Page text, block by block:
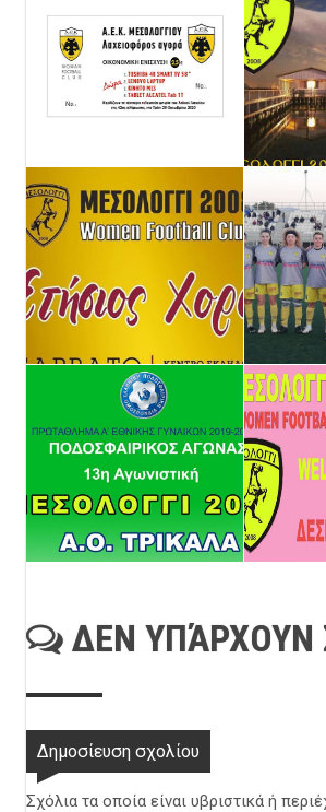
ΔΕΝ ΥΠΆΡΧΟΥΝ
Δημοσίευση σχολίου
Σχόλια τα οποία είναι υβριστικά ή